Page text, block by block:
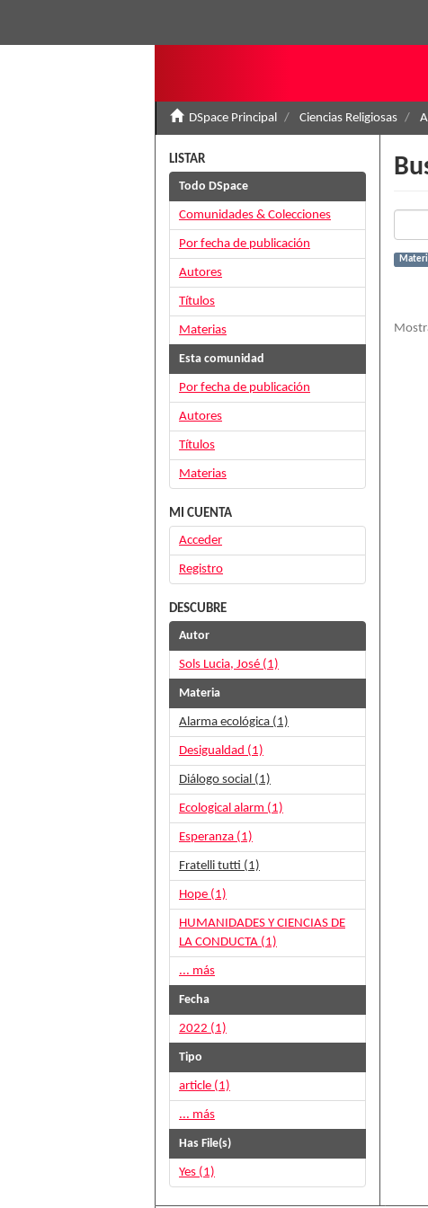
DSpace Principal Ciencias Religiosas
LISTAR
Todo DSpace
Comunidades & Colecciones
Por fecha de publicación
Autores
Títulos
Materias
Esta comunidad
Por fecha de publicación
Autores
Títulos
Materias
MI CUENTA
Acceder
Registro
DESCUBRE
Autor
Sols Lucia, José (1)
Materia
Alarma ecológica (1)
Desigualdad (1)
Diálogo social (1)
Ecological alarm (1)
Esperanza (1)
Fratelli tutti (1)
Hope (1)
HUMANIDADES Y CIENCIAS DE
LA CONDUCTA (1)
... más
Fecha
2022 (1)
Tipo
article (1)
... más
Has File(s)
Yes (1)